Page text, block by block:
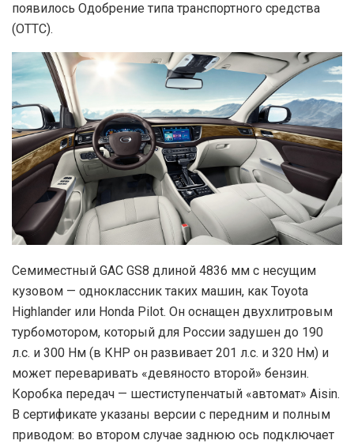
появилось Одобрение типа транспортного средства
(ОТТС).
Семиместный GAC GS8 длиной 4836 мм с несущим
кузовом — одноклассник таких машин, как Toyota
Highlander или Honda Pilot. Он оснащен двухлитровым
турбомотором, который для России задушен до 190
л.с. и 300 Нм (в КНР он развивает 201 л.с. и 320 Нм) и
может переваривать «девяносто второй» бензин.
Коробка передач — шестиступенчатый «автомат» Aisin.
В сертификате указаны версии с передним и полным
приводом: во втором случае заднюю ось подключает